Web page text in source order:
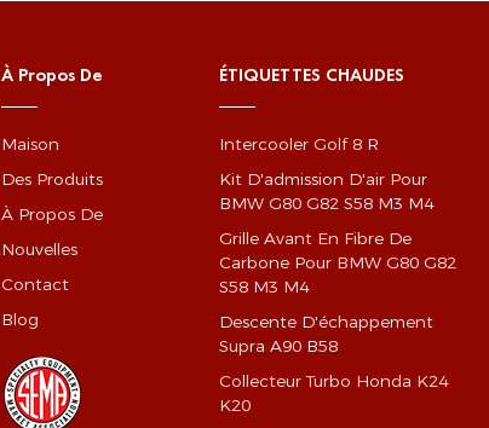
À Propos De
Maison
Des Produits
À Propos De
Nouvelles
Contact
Blog
ÉTIQUETTES CHAUDES
Intercooler Golf 8 R
Kit D'admission D'air Pour
BMW G80 G82 S58 M3 M4
Grille Avant En Fibre De
Carbone Pour BMW G80 G82
S58 M3 M4
Descente D'échappement
Supra A90 B58
Collecteur Turbo Honda K24
K20